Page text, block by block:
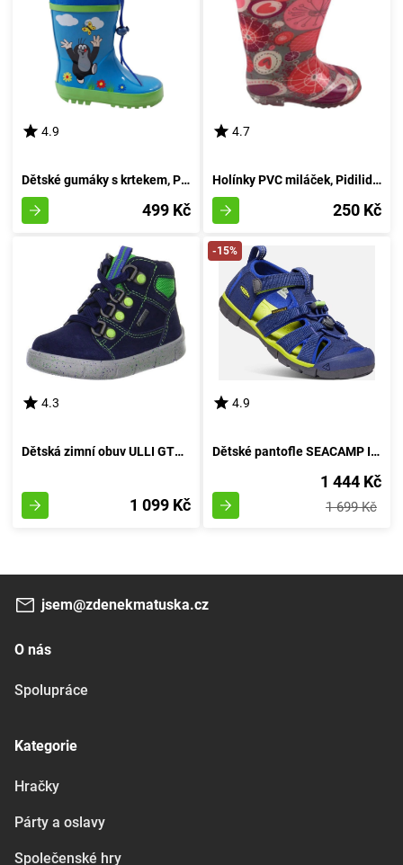
4.9
Dětské gumáky s krtekem, Pidilidi, PL0016-04, modrá - velikost 27
499 Kč
4.7
Holínky PVC miláček, Pidilidi, PL60, dívka - 32
250 Kč
4.3
Dětská zimní obuv ULLI GTX, Superfit, 1-00425-81, modré provedení - velikost 21
1 099 Kč
-15%
4.9
Dětské pantofle SEACAMP II CNX, MODRÝ OCEÁN/LIMETKA, keen, 1022993/1022978/1022939, 36
1 444 Kč
1 699 Kč
jsem@zdenekmatuska.cz
O nás
Spolupráce
Kategorie
Hračky
Párty a oslavy
Společenské hry